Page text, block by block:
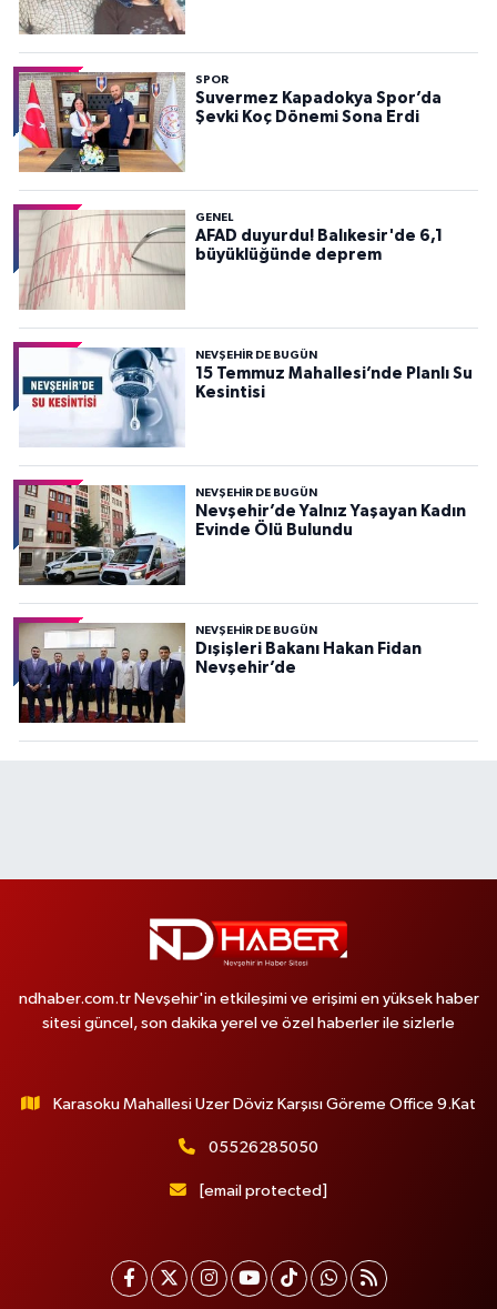
SPOR
Suvermez Kapadokya Spor’da
Şevki Koç Dönemi Sona Erdi
GENEL
AFAD duyurdu! Balıkesir'de 6,1
büyüklüğünde deprem
NEVŞEHIR DE BUGÜN
15 Temmuz Mahallesi’nde Planlı Su
Kesintisi
NEVŞEHIR DE BUGÜN
Nevşehir’de Yalnız Yaşayan Kadın
Evinde Ölü Bulundu
NEVŞEHIR DE BUGÜN
Dışişleri Bakanı Hakan Fidan
Nevşehir’de
ndhaber.com.tr Nevşehir'in etkileşimi ve erişimi en yüksek haber
sitesi güncel, son dakika yerel ve özel haberler ile sizlerle
Karasoku Mahallesi Uzer Döviz Karşısı Göreme Office 9.Kat
05526285050
[email protected]